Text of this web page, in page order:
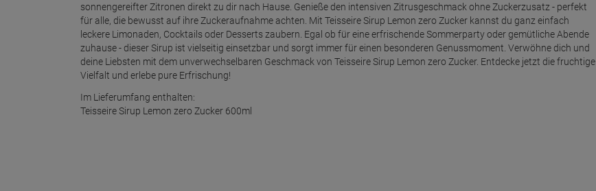
sonnengereifter Zitronen direkt zu dir nach Hause. Genieße den intensiven Zitrusgeschmack ohne Zuckerzusatz - perfekt
für alle, die bewusst auf ihre Zuckeraufnahme achten. Mit Teisseire Sirup Lemon zero Zucker kannst du ganz einfach
leckere Limonaden, Cocktails oder Desserts zaubern. Egal ob für eine erfrischende Sommerparty oder gemütliche Abende
zuhause - dieser Sirup ist vielseitig einsetzbar und sorgt immer für einen besonderen Genussmoment. Verwöhne dich und
deine Liebsten mit dem unverwechselbaren Geschmack von Teisseire Sirup Lemon zero Zucker. Entdecke jetzt die fruchtige
Vielfalt und erlebe pure Erfrischung!
Im Lieferumfang enthalten:
Teisseire Sirup Lemon zero Zucker 600ml